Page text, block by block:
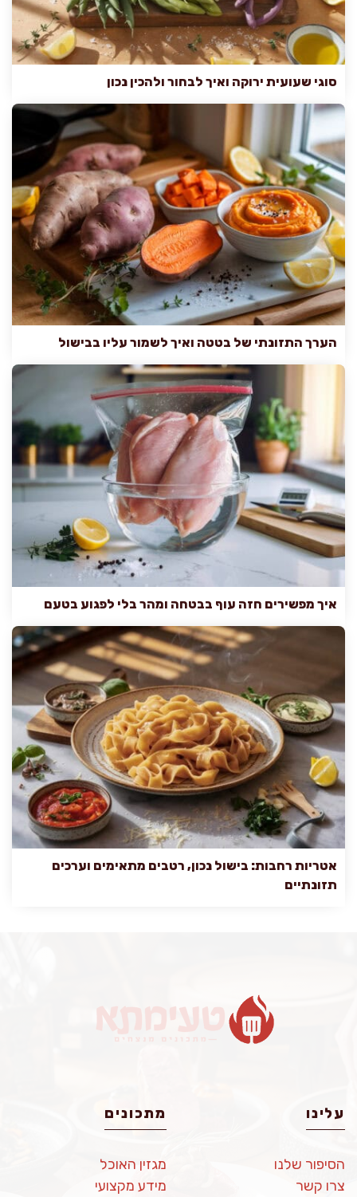
סוגי שעועית ירוקה ואיך לבחור ולהכין נכון
הערך התזונתי של בטטה ואיך לשמור עליו בבישול
איך מפשירים חזה עוף בבטחה ומהר בלי לפגוע בטעם
אטריות רחבות: בישול נכון, רטבים מתאימים וערכים
תזונתיים
עלינו
הסיפור שלנו
צרו קשר
מתכונים
מגזין האוכל
מידע מקצועי